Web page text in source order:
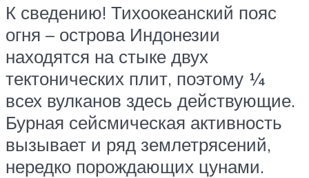
К сведению! Тихоокеанский пояс
огня – острова Индонезии
находятся на стыке двух
тектонических плит, поэтому ¼
всех вулканов здесь действующие.
Бурная сейсмическая активность
вызывает и ряд землетрясений,
нередко порождающих цунами.